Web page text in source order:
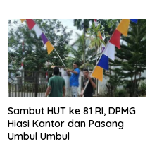
Sambut HUT ke 81 RI, DPMG
Hiasi Kantor dan Pasang
Umbul Umbul